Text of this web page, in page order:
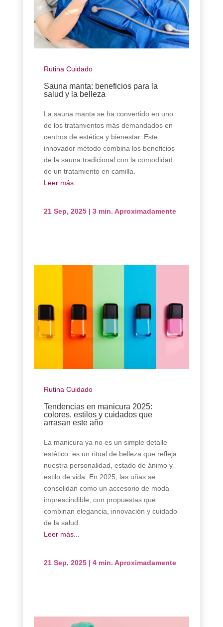
Rutina Cuidado
Sauna manta: beneficios para la
salud y la belleza
La sauna manta se ha convertido en uno
de los tratamientos más demandados en
centros de estética y bienestar. Este
innovador método combina los beneficios
de la sauna tradicional con la comodidad
de un tratamiento en camilla.
Leer más...
21 Sep, 2025 |3 min. Aproximadamente
Rutina Cuidado
Tendencias en manicura 2025:
colores, estilos y cuidados que
arrasan este año
La manicura ya no es un simple detalle
estético: es un ritual de belleza que refleja
nuestra personalidad, estado de ánimo y
estilo de vida. En 2025, las uñas se
consolidan como un accesorio de moda
imprescindible, con propuestas que
combinan elegancia, innovación y cuidado
de la salud.
Leer más...
21 Sep, 2025 |4 min. Aproximadamente